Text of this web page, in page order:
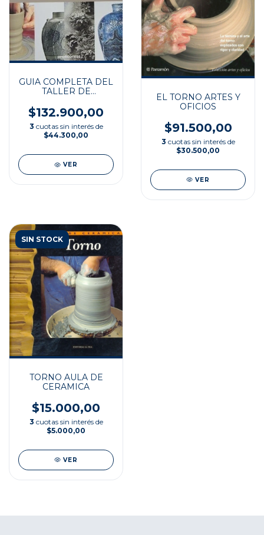
GUIA COMPLETA DEL
TALLER DE
$132.900,00
3 cuotas sin interés de
$44.300,00
VER
EL TORNO ARTES Y
OFICIOS
$91.500,00
3 cuotas sin interés de
$30.500,00
VER
SIN STOCK
TORNO AULA DE
CERAMICA
$15.000,00
3 cuotas sin interés de
$5.000,00
VER